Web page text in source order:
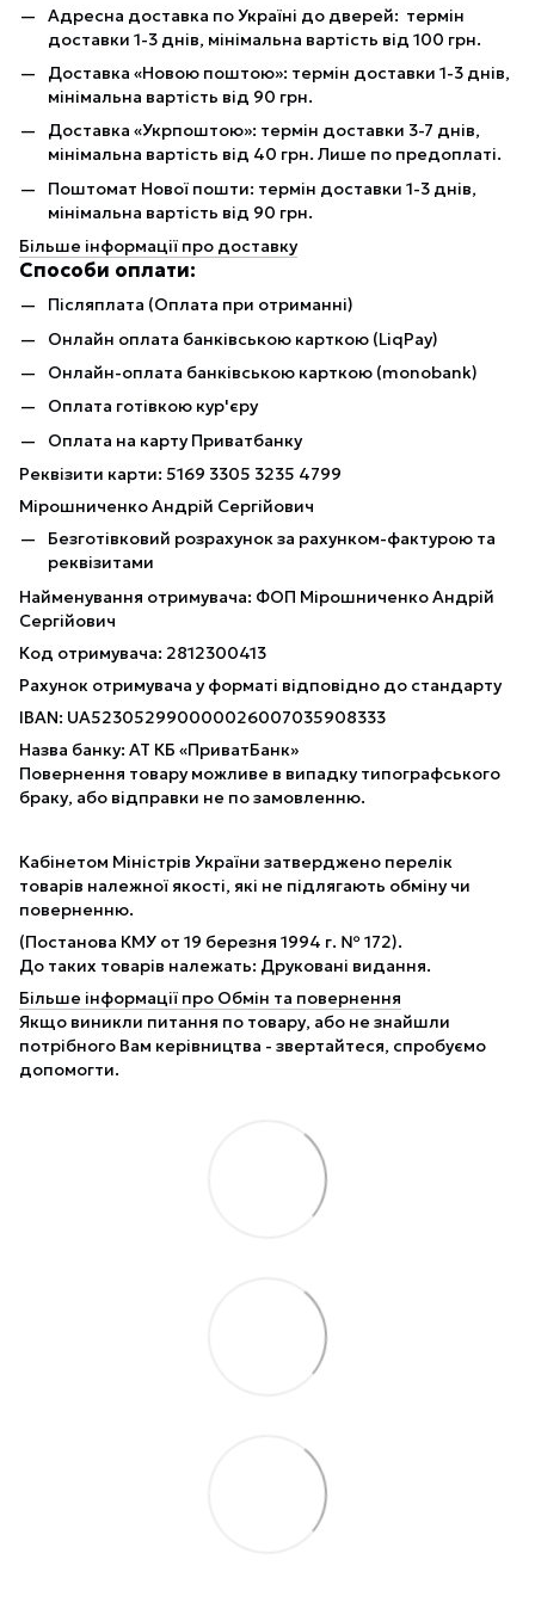
Адресна доставка по Україні до дверей: термін
доставки 1-3 днів, мінімальна вартість від 100 грн.
Доставка «Новою поштою»: термін доставки 1-3 днів,
мінімальна вартість від 90 грн.
Доставка «Укрпоштою»: термін доставки 3-7 днів,
мінімальна вартість від 40 грн. Лише по предоплаті.
Поштомат Нової пошти: термін доставки 1-3 днів,
мінімальна вартість від 90 грн.
Більше інформації про доставку
Способи оплати:
Післяплата (Оплата при отриманні)
Онлайн оплата банківською карткою (LiqPay)
Онлайн-оплата банківською карткою (monobank)
Оплата готівкою кур'єру
Оплата на карту Приватбанку
Реквізити карти: 5169 3305 3235 4799
Мірошниченко Андрій Сергійович
Безготівковий розрахунок за рахунком-фактурою та
реквізитами
Найменування отримувача: ФОП Мірошниченко Андрій
Сергійович
Код отримувача: 2812300413
Рахунок отримувача у форматі відповідно до стандарту
IBAN: UA523052990000026007035908333
Назва банку: АТ КБ «ПриватБанк»
Повернення товару можливе в випадку типографського
браку, або відправки не по замовленню.
Кабінетом Міністрів України затверджено перелік
товарів належної якості, які не підлягають обміну чи
поверненню.
(Постанова КМУ от 19 березня 1994 г. № 172).
До таких товарів належать: Друковані видання.
Більше інформації про Обмін та повернення
Якщо виникли питання по товару, або не знайшли
потрібного Вам керівництва - звертайтеся, спробуємо
допомогти.